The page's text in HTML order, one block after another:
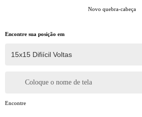
Novo quebra-cabeça
Encontre sua posição em
Coloque o nome de tela
Encontre